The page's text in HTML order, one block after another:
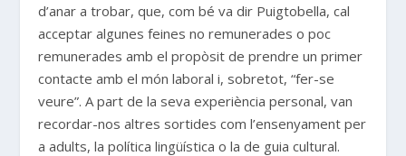
d’anar a trobar, que, com bé va dir Puigtobella, cal
acceptar algunes feines no remunerades o poc
remunerades amb el propòsit de prendre un primer
contacte amb el món laboral i, sobretot, “fer-se
veure”. A part de la seva experiència personal, van
recordar-nos altres sortides com l’ensenyament per
a adults, la política lingüística o la de guia cultural.